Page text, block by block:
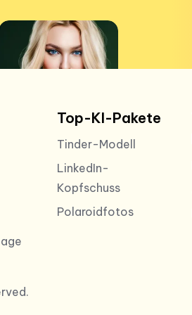
Top-KI-Pakete
Tinder-Modell
LinkedIn-
Kopfschuss
Polaroidfotos